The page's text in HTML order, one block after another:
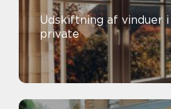
Udskiftning af vinduer
private